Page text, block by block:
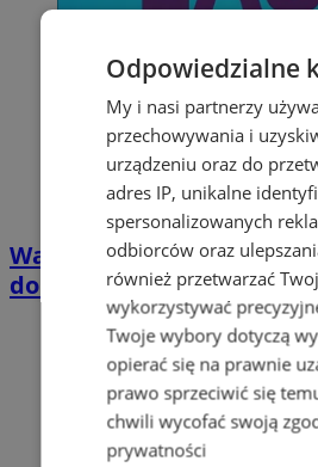
Wakacyjny wypoczynek
domkach Szmaragdowe
Odpowiedzialne
My i nasi partnerzy
przechowywania i
urządzeniu oraz do
adres IP, unikalne
spersonalizowanych
odbiorców oraz
również przetwarzać
wykorzystywać
Twoje wybory dotyczą
opierać się na prawnie
prawo sprzeciwić się
chwili wycofać swoją
prywatności